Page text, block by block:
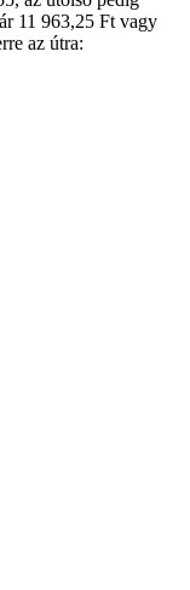
11 963,25 Ft vagy
az útra: